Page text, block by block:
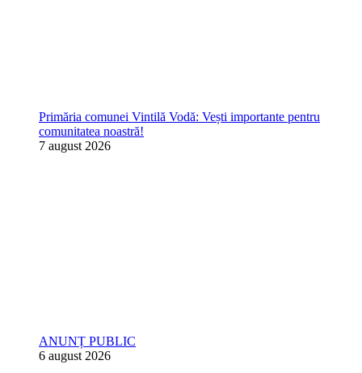
Primăria comunei Vintilă Vodă: Vești importante pentru
comunitatea noastră!
7 august 2026
ANUNȚ PUBLIC
6 august 2026